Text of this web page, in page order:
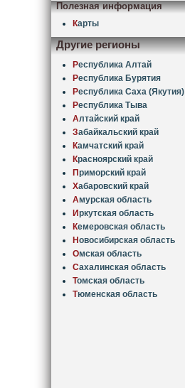
Полезная информация
Карты
Другие регионы
Республика Алтай
Республика Бурятия
Республика Саха (Якутия)
Республика Тыва
Алтайский край
Забайкальский край
Камчатский край
Красноярский край
Приморский край
Хабаровский край
Амурская область
Иркутская область
Кемеровская область
Новосибирская область
Омская область
Сахалинская область
Томская область
Тюменская область